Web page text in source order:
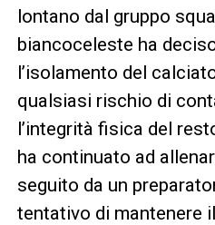
lontano dal gruppo
biancoceleste ha
l’isolamento del
qualsiasi rischio di
l’integrità fisica del
ha continuato ad
seguito da un
tentativo di mantenere